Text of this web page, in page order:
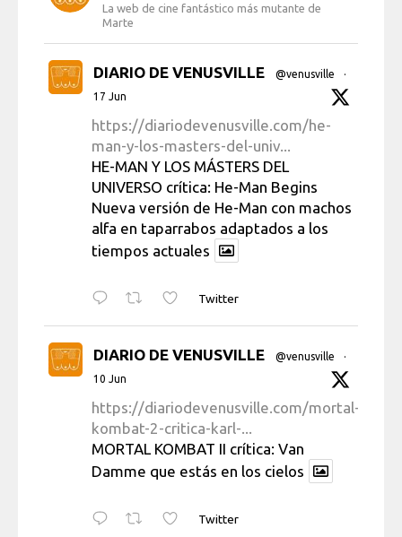
La web de cine fantástico más mutante de
Marte
DIARIO DE VENUSVILLE @venusville
·
17 Jun
https://diariodevenusville.com/he-
man-y-los-masters-del-univ...
HE-MAN Y LOS MÁSTERS DEL
UNIVERSO crítica: He-Man Begins
Nueva versión de He-Man con machos
alfa en taparrabos adaptados a los
tiempos actuales
Twitter
DIARIO DE VENUSVILLE @venusville
·
10 Jun
https://diariodevenusville.com/mortal-
kombat-2-critica-karl-...
MORTAL KOMBAT II crítica: Van
Damme que estás en los cielos
Twitter